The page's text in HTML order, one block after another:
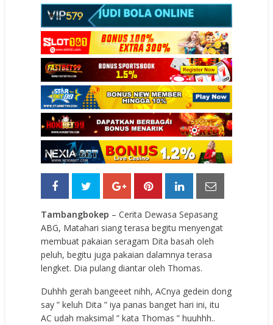
Tambangbokep – Cerita Dewasa Sepasang
ABG, Matahari siang terasa begitu menyengat
membuat pakaian seragam Dita basah oleh
peluh, begitu juga pakaian dalamnya terasa
lengket. Dia pulang diantar oleh Thomas.
Duhhh gerah bangeeet nihh, ACnya gedein dong
say ” keluh Dita ” iya panas banget hari ini, itu
AC udah maksimal ” kata Thomas ” huuhhh..